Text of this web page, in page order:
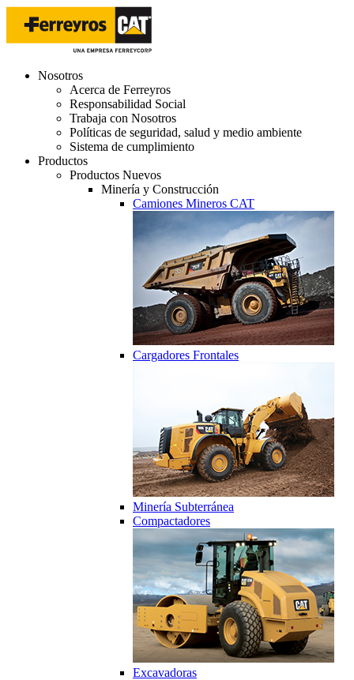
Nosotros
Acerca de Ferreyros
Responsabilidad Social
Trabaja con Nosotros
Políticas de seguridad, salud y medio ambiente
Sistema de cumplimiento
Productos
Productos Nuevos
Minería y Construcción
Camiones Mineros CAT
Cargadores Frontales
Minería Subterránea
Compactadores
Excavadoras